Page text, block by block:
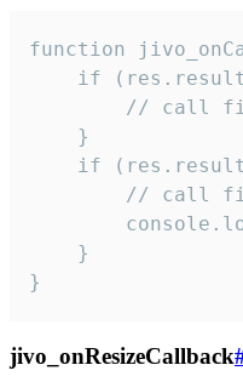
function
if
// call
    }
if
// call
    }
}
jivo_onResizeCallback